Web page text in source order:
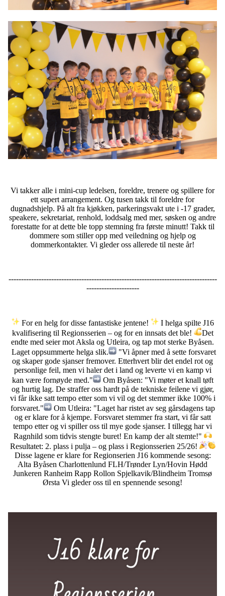
Vi takker alle i mini-cup ledelsen, foreldre, trenere og spillere for
ett supert arrangement. Og tusen takk til foreldre for
dugnadshjelp. På alt fra kjøkken, parkeringsvakt ute i -17 grader,
speakere, sekretariat, renhold, loddsalg med mer, søsken og andre
forestatte for at dette ble topp stemning fra første minutt! Takk til
dommere som stiller opp med veiledning og hjelp og
dommerkontakter. Vi gleder oss allerede til neste år!
-----------------------------------------------------------------------------------
---------------------
For en helg for disse fantastiske jentene!
I helga spilte J16
kvalifisering til Regionsserien – og for en innsats det ble!
Det
endte med seier mot Aksla og Utleira, og tap mot sterke Byåsen.
Laget oppsummerte helga slik.
"Vi åpner med å sette forsvaret
og skaper gode sjanser fremover. Etterhvert blir det endel rot og
personlige feil, men vi haler det i land og leverte vi en kamp vi
kan være fornøyde med."
Om Byåsen: "Vi møter et knall tøft
og hurtig lag. De straffer oss hardt på de tekniske feilene vi gjør,
vi får ikke satt tempo etter som vi vil og det stemmer ikke 100% i
forsvaret."
Om Utleira: "Laget har ristet av seg gårsdagens tap
og er klare for å kjempe. Forsvaret stemmer fra start, vi får satt
tempo etter og vi spiller oss til mye gode sjanser. I tillegg har vi
Ragnhild som tidvis stengte buret! En kamp der alt stemte!"
Resultatet: 2. plass i pulja – og plass i Regionsserien 25/26!
Disse lagene er klare for Regionserien J16 kommende sesong:
Alta Byåsen Charlottenlund FLH/Trønder Lyn/Hovin Hødd
Junkeren Ranheim Rapp Rollon Spjelkavik/Blindheim Tromsø
Ørsta Vi gleder oss til en spennende sesong!